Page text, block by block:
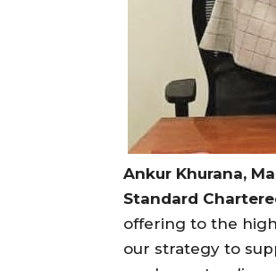
Ankur Khurana,
Standard
offering to the
our strategy to